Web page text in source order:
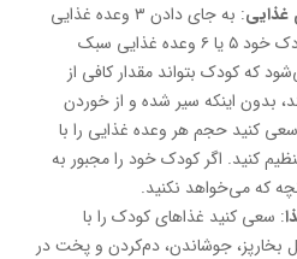
غذایی
: به جای دادن ۳ وعده غذایی
سنگین، بهتر است به کودک خود ۵ یا ۶ وعده غذایی سبک
که کودک بتواند مقدار کافی از
بدون اینکه سیر شده و از خوردن
کنید حجم هر وعده غذایی را با
کنید. اگر کودک خود را مجبور به
که می‌خواهد نکنید.
: سعی کنید غذاهای کودک را با
جوشاندن، دم‌کردن و پخت در